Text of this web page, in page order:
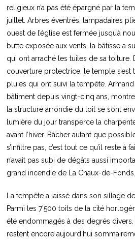
religieux n’a pas été épargné par la
juillet. Arbres éventrés, lampadaires
ouest de l’église est fermée jusqu’à
butte exposée aux vents, la bâtisse a
qui ont arraché les tuiles de sa toiture.
couverture protectrice, le temple s’est
pluies qui ont suivi la tempête.
bâtiment depuis vingt-cinq ans,
la structure arrondie du toit se sont
lumière du jour transperce la
avant l’hiver. Bâcher autant que
s’infiltre pas, c’est tout ce qu’il reste à
n’avait pas subi de dégâts aussi
grand incendie de La Chaux-de-Fonds.
La tempête a laissé dans son sillage
Parmi les 7’500 toits de la cité
été endommagés à des degrés divers.
restent encore aujourd’hui